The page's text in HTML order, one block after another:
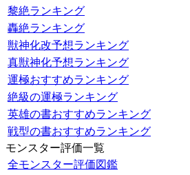
黎絶ランキング
轟絶ランキング
獣神化改予想ランキング
真獣神化予想ランキング
運極おすすめランキング
絶級の運極ランキング
英雄の書おすすめランキング
戦型の書おすすめランキング
モンスター評価一覧
全モンスター評価図鑑